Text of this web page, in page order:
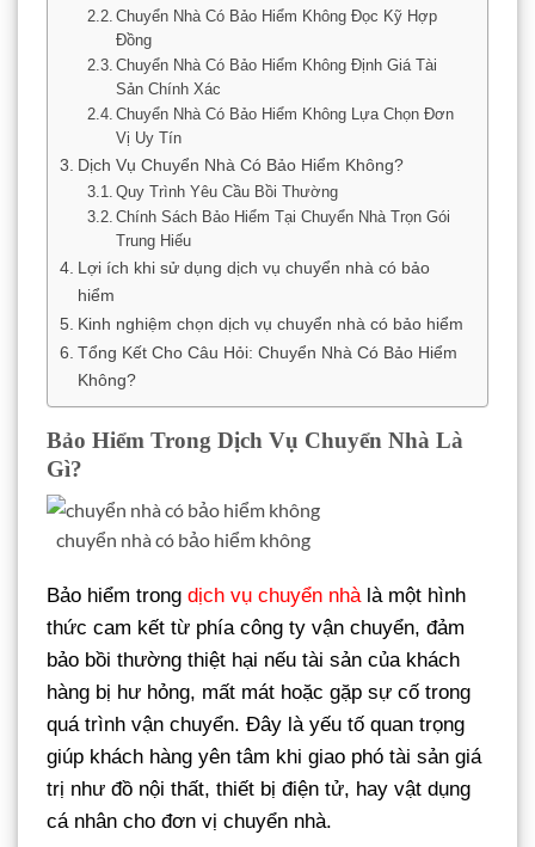
Chuyển Nhà Có Bảo Hiểm Không Đọc Kỹ Hợp
Đồng
Chuyển Nhà Có Bảo Hiểm Không Định Giá Tài
Sản Chính Xác
Chuyển Nhà Có Bảo Hiểm Không Lựa Chọn Đơn
Vị Uy Tín
Dịch Vụ Chuyển Nhà Có Bảo Hiểm Không?
Quy Trình Yêu Cầu Bồi Thường
Chính Sách Bảo Hiểm Tại Chuyển Nhà Trọn Gói
Trung Hiếu
Lợi ích khi sử dụng dịch vụ chuyển nhà có bảo
hiểm
Kinh nghiệm chọn dịch vụ chuyển nhà có bảo hiểm
Tổng Kết Cho Câu Hỏi: Chuyển Nhà Có Bảo Hiểm
Không?
Bảo Hiểm Trong Dịch Vụ Chuyển Nhà Là
Gì?
chuyển nhà có bảo hiểm không
Bảo hiểm trong dịch vụ chuyển nhàlà một hình
thức cam kết từ phía công ty vận chuyển, đảm
bảo bồi thường thiệt hại nếu tài sản của khách
hàng bị hư hỏng, mất mát hoặc gặp sự cố trong
quá trình vận chuyển. Đây là yếu tố quan trọng
giúp khách hàng yên tâm khi giao phó tài sản giá
trị như đồ nội thất, thiết bị điện tử, hay vật dụng
cá nhân cho đơn vị chuyển nhà.